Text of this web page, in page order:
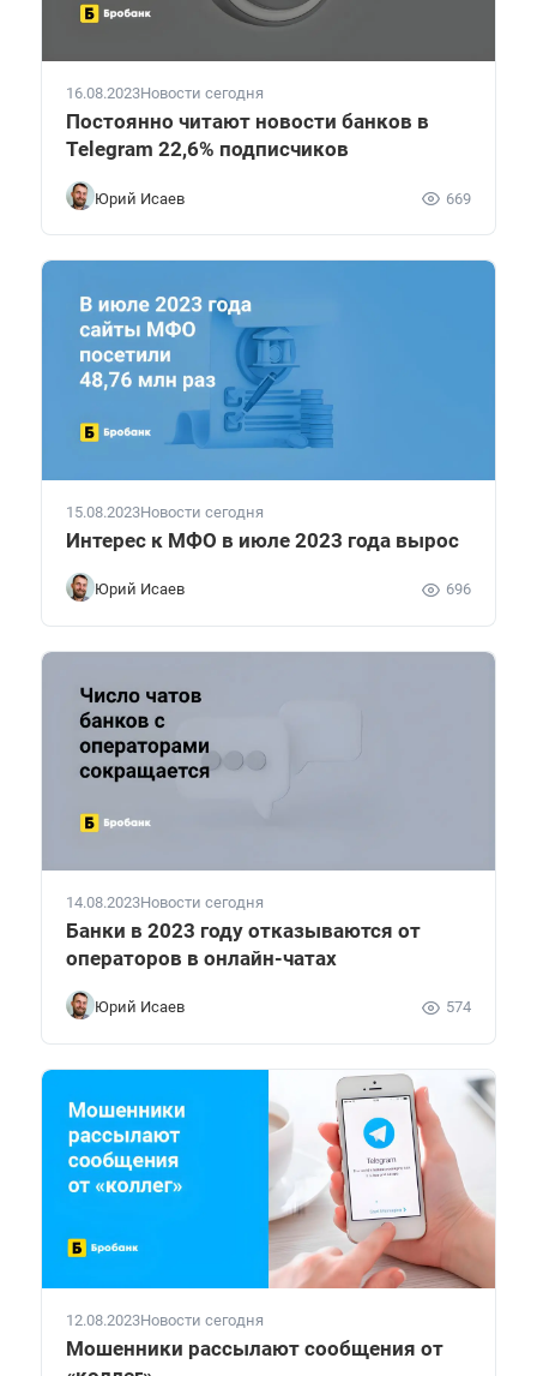
16.08.2023Новости сегодня
Постоянно читают новости банков в
Telegram 22,6% подписчиков
Юрий Исаев 669
15.08.2023Новости сегодня
Интерес к МФО в июле 2023 года вырос
Юрий Исаев 696
14.08.2023Новости сегодня
Банки в 2023 году отказываются от
операторов в онлайн-чатах
Юрий Исаев 574
12.08.2023Новости сегодня
Мошенники рассылают сообщения от